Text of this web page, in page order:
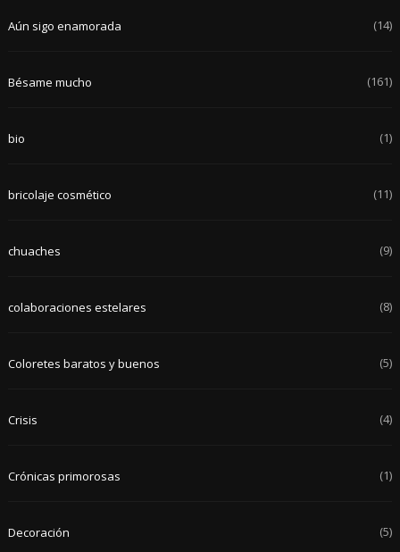
Aún sigo enamorada (14)
Bésame mucho (161)
bio (1)
bricolaje cosmético (11)
chuaches (9)
colaboraciones estelares (8)
Coloretes baratos y buenos (5)
Crisis (4)
Crónicas primorosas (1)
Decoración (5)